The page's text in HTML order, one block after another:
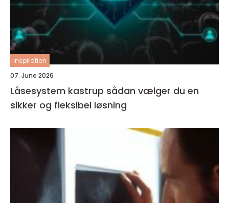
inspiration
07. June 2026
Låsesystem kastrup sådan vælger du en
sikker og fleksibel løsning